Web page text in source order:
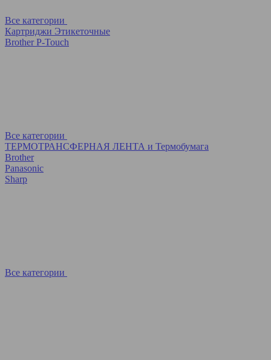
Все категории
Картриджи Этикеточные
Brother P-Touch
Все категории
ТЕРМОТРАНСФЕРНАЯ ЛЕНТА и Термобумага
Brother
Panasonic
Sharp
Все категории